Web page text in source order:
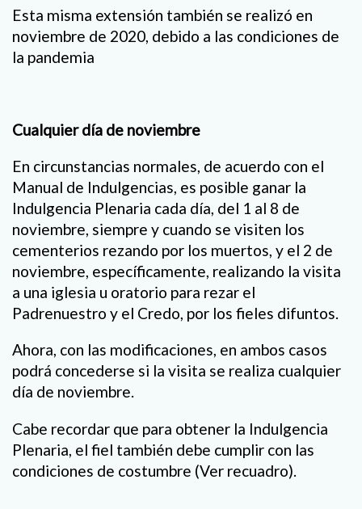
Esta misma extensión también se realizó en
noviembre de 2020, debido a las condiciones de
la pandemia
Cualquier día de noviembre
En circunstancias normales, de acuerdo con el
Manual de Indulgencias, es posible ganar la
Indulgencia Plenaria cada día, del 1 al 8 de
noviembre, siempre y cuando se visiten los
cementerios rezando por los muertos, y el 2 de
noviembre, específicamente, realizando la visita
a una iglesia u oratorio para rezar el
Padrenuestro y el Credo, por los fieles difuntos.
Ahora, con las modificaciones, en ambos casos
podrá concederse si la visita se realiza cualquier
día de noviembre.
Cabe recordar que para obtener la Indulgencia
Plenaria, el fiel también debe cumplir con las
condiciones de costumbre (Ver recuadro).